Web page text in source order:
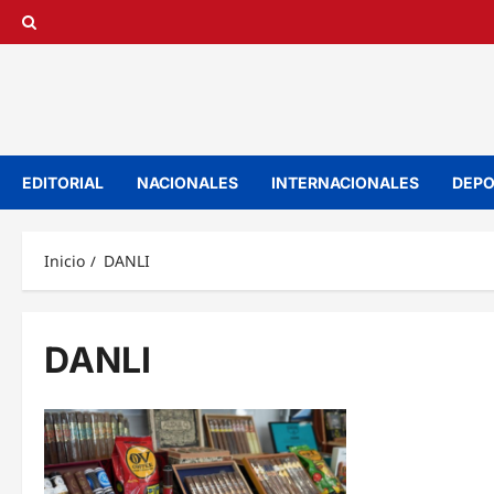
Saltar
EDITORIAL NACIONALES INTERNACIONALES
Inicio DANLI
DANLI